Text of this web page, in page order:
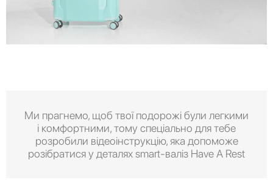
Ми прагнемо, щоб твої подорожі були легкими
і комфортними, тому спеціально для тебе
розробили відеоінструкцію, яка допоможе
розібратися у деталях smart-валіз Have A Rest